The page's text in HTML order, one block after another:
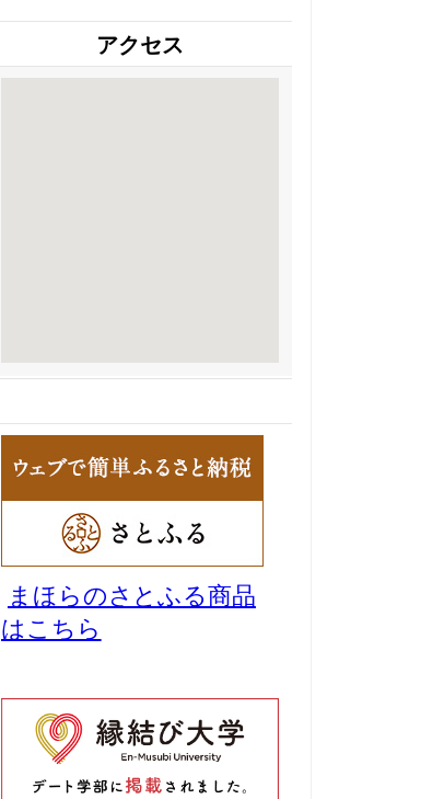
アクセス
まほらのさとふる商品
はこちら